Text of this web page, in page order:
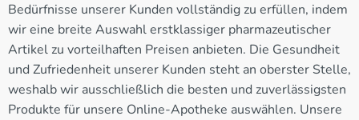
Bedürfnisse unserer Kunden vollständig zu erfüllen, indem
wir eine breite Auswahl erstklassiger pharmazeutischer
Artikel zu vorteilhaften Preisen anbieten. Die Gesundheit
und Zufriedenheit unserer Kunden steht an oberster Stelle,
weshalb wir ausschließlich die besten und zuverlässigsten
Produkte für unsere Online-Apotheke auswählen. Unsere